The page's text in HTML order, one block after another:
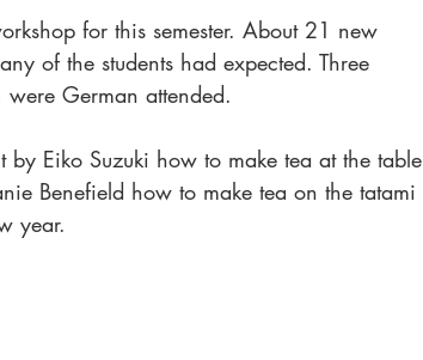
for this semester. About 21 new
of the students had expected. Three
German attended.
Eiko Suzuki how to make tea at the table
Benefield how to make tea on the tatami
year.